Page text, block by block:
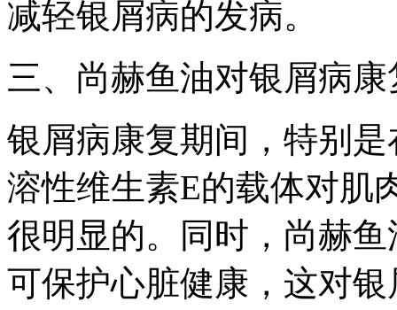
减轻银屑病的发病。
三、尚赫鱼油对银屑病
银屑病康复期间，特别
溶性维生素E的载体对肌
很明显的。同时，尚赫
可保护心脏健康，这对